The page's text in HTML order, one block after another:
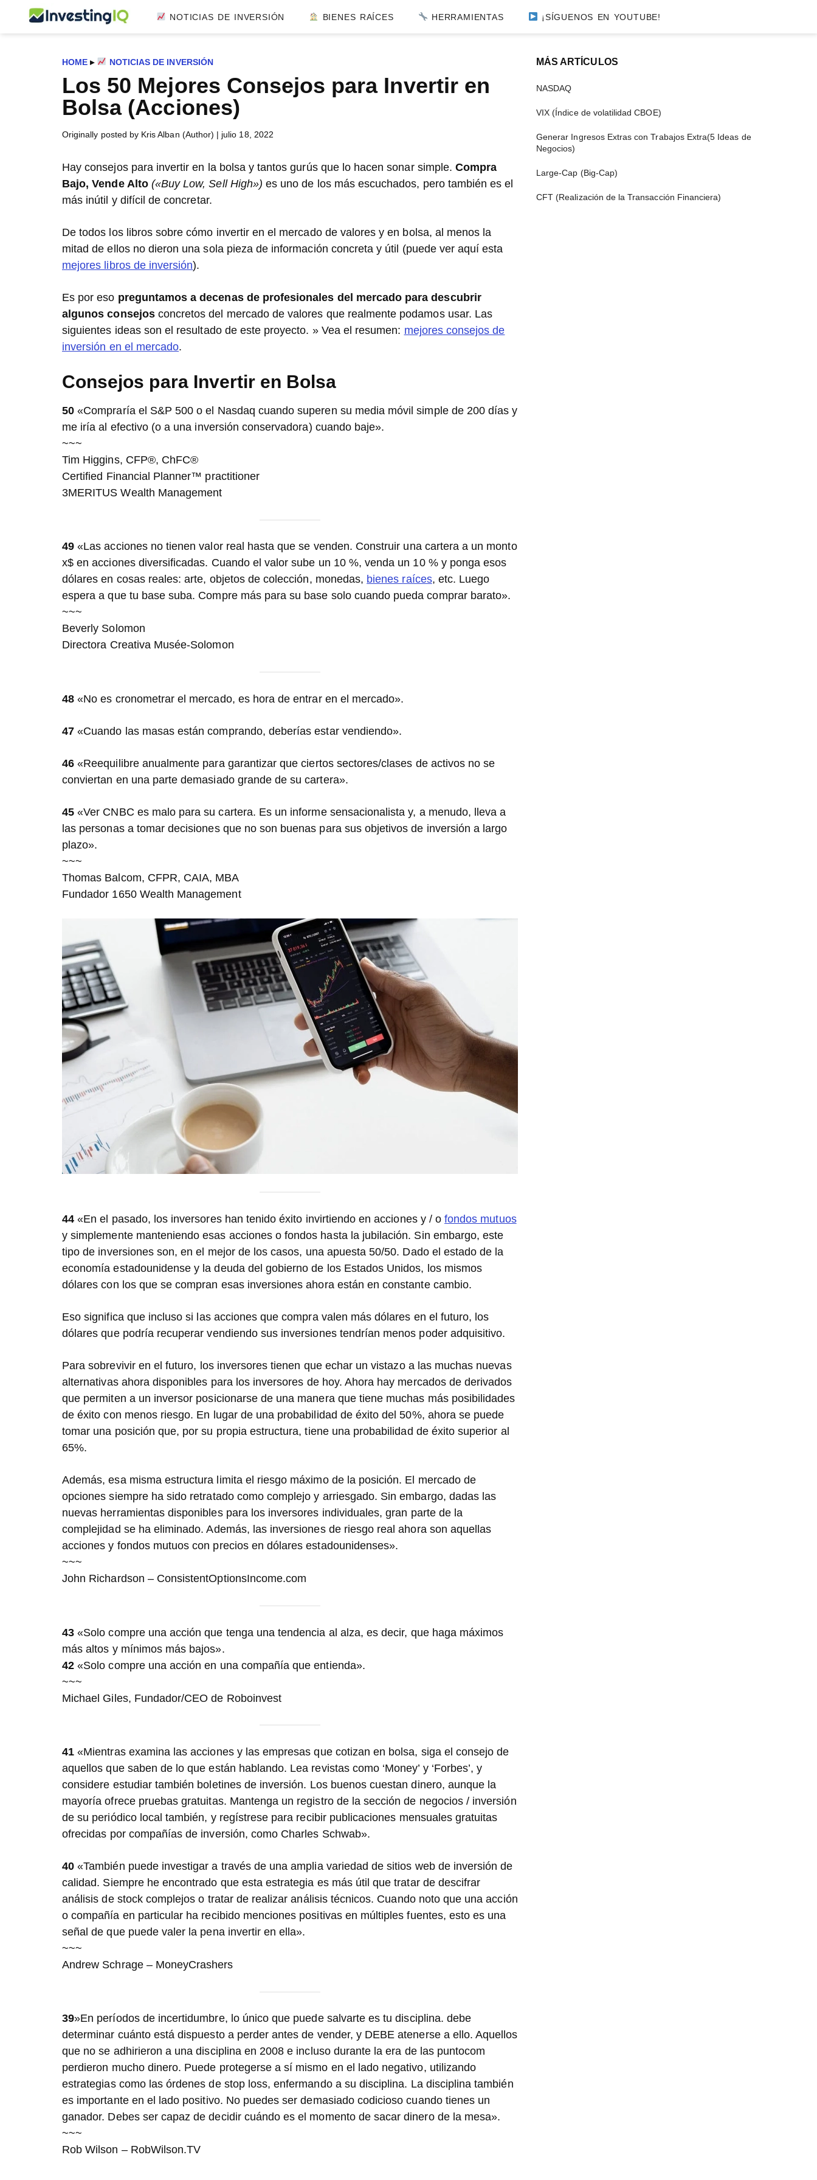
Saltar
Saltar
Saltar
NOTICIAS DE INVERSIÓN BIENES RAÍCES HERRAMIENTAS ¡SÍGUENOS EN YOUTUBE!
InvestingIQ
Smart
Investing
HOME ▸ NOTICIAS DE INVERSIÓN
Los 50 Mejores Consejos para Invertir en
Bolsa (Acciones)
Originally posted by Kris Alban (Author) | julio 18, 2022
Hay consejos para invertir en la bolsa y tantos gurús que lo hacen sonar simple.Compra
Bajo, Vende Alto («Buy Low, Sell High») es uno de los más escuchados, pero también es el
más inútil y difícil de concretar.
De todos los libros sobre cómo invertir en el mercado de valores y en bolsa, al menos la
mitad de ellos no dieron una sola pieza de información concreta y útil (puede ver aquí esta
mejores libros de inversión).
Es por eso preguntamos a decenas de profesionales del mercado para descubrir
algunos consejosconcretos del mercado de valores que realmente podamos usar. Las
siguientes ideas son el resultado de este proyecto. » Vea el resumen: mejores consejos de
inversión en el mercado.
Consejos para Invertir en Bolsa
50 «Compraría el S&P 500 o el Nasdaq cuando superen su media móvil simple de 200 días y
me iría al efectivo (o a una inversión conservadora) cuando baje».
~~~
Tim Higgins, CFP®, ChFC®
Certified Financial Planner™ practitioner
3MERITUS Wealth Management
49 «Las acciones no tienen valor real hasta que se venden. Construir una cartera a un monto
x$ en acciones diversificadas. Cuando el valor sube un 10 %, venda un 10 % y ponga esos
dólares en cosas reales: arte, objetos de colección, monedas, bienes raíces, etc. Luego
espera a que tu base suba. Compre más para su base solo cuando pueda comprar barato».
~~~
Beverly Solomon
Directora Creativa Musée-Solomon
48 «No es cronometrar el mercado, es hora de entrar en el mercado».
47 «Cuando las masas están comprando, deberías estar vendiendo».
46 «Reequilibre anualmente para garantizar que ciertos sectores/clases de activos no se
conviertan en una parte demasiado grande de su cartera».
45 «Ver CNBC es malo para su cartera. Es un informe sensacionalista y, a menudo, lleva a
las personas a tomar decisiones que no son buenas para sus objetivos de inversión a largo
plazo».
~~~
Thomas Balcom, CFPR, CAIA, MBA
Fundador 1650 Wealth Management
44 «En el pasado, los inversores han tenido éxito invirtiendo en acciones y / ofondos mutuos
y simplemente manteniendo esas acciones o fondos hasta la jubilación. Sin embargo, este
tipo de inversiones son, en el mejor de los casos, una apuesta 50/50. Dado el estado de la
economía estadounidense y la deuda del gobierno de los Estados Unidos, los mismos
dólares con los que se compran esas inversiones ahora están en constante cambio.
Eso significa que incluso si las acciones que compra valen más dólares en el futuro, los
dólares que podría recuperar vendiendo sus inversiones tendrían menos poder adquisitivo.
Para sobrevivir en el futuro, los inversores tienen que echar un vistazo a las muchas nuevas
alternativas ahora disponibles para los inversores de hoy. Ahora hay mercados de derivados
que permiten a un inversor posicionarse de una manera que tiene muchas más posibilidades
de éxito con menos riesgo. En lugar de una probabilidad de éxito del 50%, ahora se puede
tomar una posición que, por su propia estructura, tiene una probabilidad de éxito superior al
65%.
Además, esa misma estructura limita el riesgo máximo de la posición. El mercado de
opciones siempre ha sido retratado como complejo y arriesgado. Sin embargo, dadas las
nuevas herramientas disponibles para los inversores individuales, gran parte de la
complejidad se ha eliminado. Además, las inversiones de riesgo real ahora son aquellas
acciones y fondos mutuos con precios en dólares estadounidenses».
~~~
John Richardson – ConsistentOptionsIncome.com
43 «Solo compre una acción que tenga una tendencia al alza, es decir, que haga máximos
más altos y mínimos más bajos».
42 «Solo compre una acción en una compañía que entienda».
~~~
Michael Giles, Fundador/CEO de Roboinvest
41 «Mientras examina las acciones y las empresas que cotizan en bolsa, siga el consejo de
aquellos que saben de lo que están hablando. Lea revistas como ‘Money’ y ‘Forbes’, y
considere estudiar también boletines de inversión. Los buenos cuestan dinero, aunque la
mayoría ofrece pruebas gratuitas. Mantenga un registro de la sección de negocios / inversión
de su periódico local también, y regístrese para recibir publicaciones mensuales gratuitas
ofrecidas por compañías de inversión, como Charles Schwab».
40 «También puede investigar a través de una amplia variedad de sitios web de inversión de
calidad. Siempre he encontrado que esta estrategia es más útil que tratar de descifrar
análisis de stock complejos o tratar de realizar análisis técnicos. Cuando noto que una acción
o compañía en particular ha recibido menciones positivas en múltiples fuentes, esto es una
señal de que puede valer la pena invertir en ella».
~~~
Andrew Schrage – MoneyCrashers
39»En períodos de incertidumbre, lo único que puede salvarte es tu disciplina. debe
determinar cuánto está dispuesto a perder antes de vender, y DEBE atenerse a ello. Aquellos
que no se adhirieron a una disciplina en 2008 e incluso durante la era de las puntocom
perdieron mucho dinero. Puede protegerse a sí mismo en el lado negativo, utilizando
estrategias como las órdenes de stop loss, enfermando a su disciplina. La disciplina también
es importante en el lado positivo. No puedes ser demasiado codicioso cuando tienes un
ganador. Debes ser capaz de decidir cuándo es el momento de sacar dinero de la mesa».
~~~
Rob Wilson – RobWilson.TV
Barra
lateral
principal
MÁS ARTÍCULOS
NASDAQ
VIX (Índice de volatilidad CBOE)
Generar Ingresos Extras con Trabajos Extra(5 Ideas de
Negocios)
Large-Cap (Big-Cap)
CFT (Realización de la Transacción Financiera)